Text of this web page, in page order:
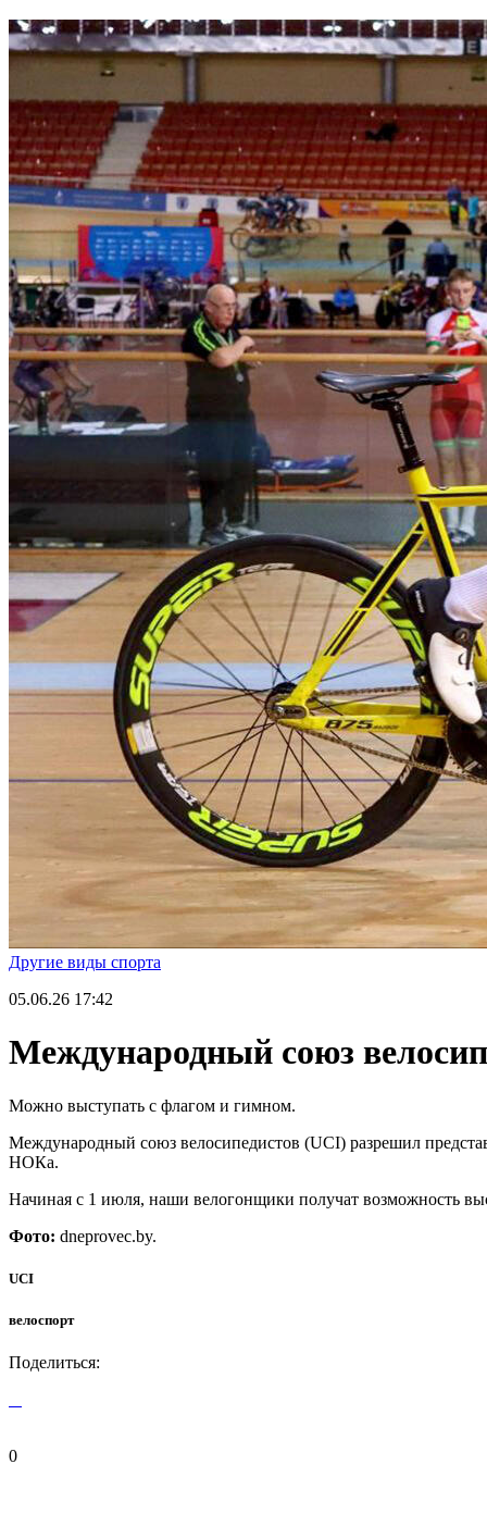
Другие виды спорта
05.06.26 17:42
Международный союз
Можно выступать с флагом и гимном.
Международный союз велосипедистов (UCI) разрешил
НОКа.
Начиная с 1 июля, наши велогонщики получат возможность
Фото: dneprovec.by.
UCI
велоспорт
Поделиться:
0